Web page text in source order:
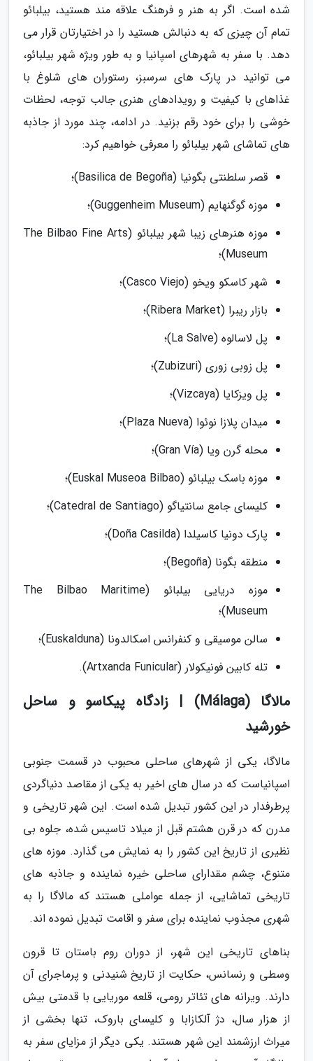
شده است. اگر به هنر و فرهنگ علاقه مند هستید، بیلبائو
تمام آن چیزی که به دنبالش هستید را در اختیارتان قرار می
دهد. با سفر به شهرهای اسپانیا و به طور ویژه شهر بیلبائو،
می توانید در پارک های سرسبز، رستوران های شلوغ با
غذاهای با کیفیت و رویدادهای هنری جالب توجه، لحظات
خوشی را برای خود رقم بزنید. در ادامه، چند مورد از جاذبه
های تماشای شهر بیلبائو را معرفی خواهیم کرد:
قصر سلطنتی بگونیا (Basilica de Begoña)؛
موزه گوگنهایم (Guggenheim Museum)؛
موزه هنرهای زیبا شهر بیلبائو (The Bilbao Fine Arts
Museum)؛
شهر کاسکو ویخو (Casco Viejo)؛
بازار ریبرا (Ribera Market)؛
پل لاسالوه (La Salve)؛
پل زوبی زوری (Zubizuri)؛
پل ویزکایا (Vizcaya)؛
میدان پلازا نوئوا (Plaza Nueva)؛
محله گرن ویا (Gran Vía)؛
موزه باسک بیلبائو (Euskal Museoa Bilbao)؛
کلیسای جامع سانتیاگو (Catedral de Santiago)؛
پارک دونیا کاسیلدا (Doña Casilda)؛
منطقه بگونا (Begoña)؛
موزه دریایی بیلبائو (The Bilbao Maritime
Museum)؛
سالن موسیقی و کنفرانس اسکالدونا (Euskalduna)؛
تله کابین فونیکولار (Artxanda Funicular).
مالاگا (Málaga) | زادگاه پیکاسو و ساحل
خورشید
مالاگا، یکی از شهرهای ساحلی محبوب در قسمت جنوبی
اسپانیاست که در سال های اخیر به یکی از مقاصد دنیاگردی
پرطرفدار در این کشور تبدیل شده است. این شهر تاریخی و
مدرن که در قرن هشتم قبل از میلاد تاسیس شده، جلوه بی
نظیری از تاریخ این کشور را به نمایش می گذارد. موزه های
متنوع، چشم مقدارای ساحلی خیره نماینده و جاذبه های
تاریخی تماشایی، از جمله عواملی هستند که مالاگا را به
شهری مجذوب نماینده برای سفر و اقامت تبدیل نموده اند.
بناهای تاریخی این شهر، از دوران روم باستان تا قرون
وسطی و رنسانس، حکایت از تاریخ شنیدنی و پرماجرای آن
دارند. ویرانه های تئاتر رومی، قلعه موریایی با قدمتی بیش
از هزار سال، دژ آلکازابا و کلیسای باروک، تنها بخشی از
میراث ارزشمند این شهر هستند. یکی دیگر از مزایای سفر به